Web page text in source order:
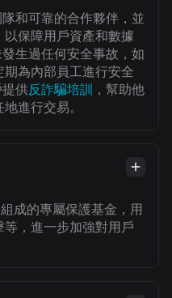
和可靠的合作夥伴，並
保障用戶資產和數據
生過任何安全事故，如
為內部員工進行安全
供反詐騙培訓
，幫助他
進行交易。
成的專屬保護基金，用
，進一步加強對用戶